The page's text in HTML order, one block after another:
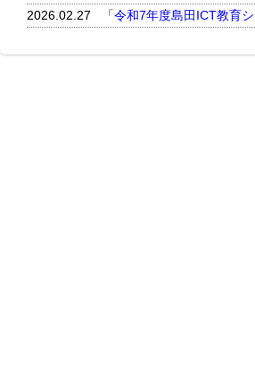
2026.02.27
「令和7年度島田ICT教育